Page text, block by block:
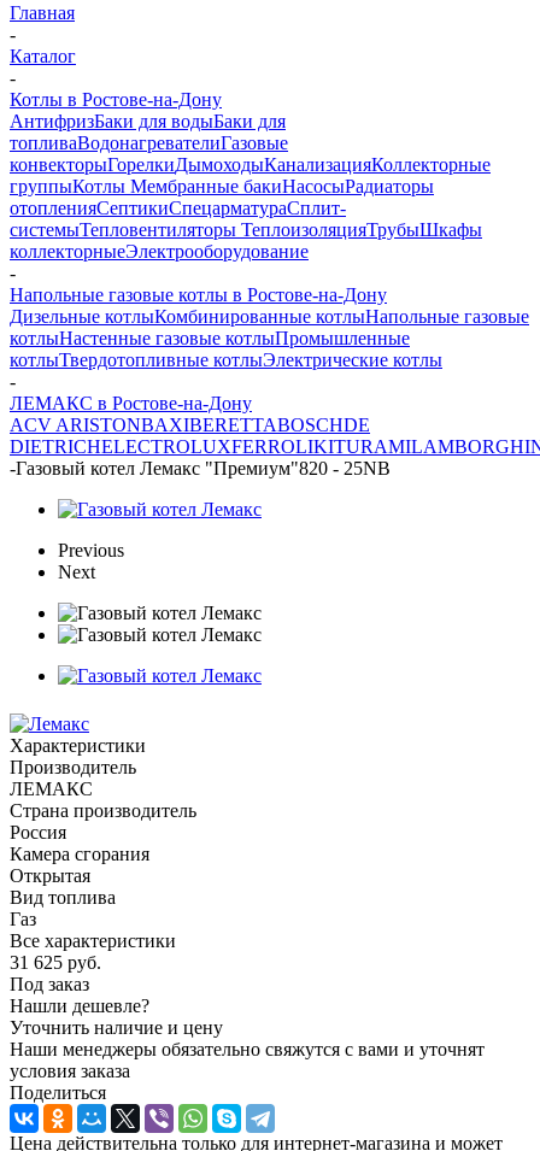
Главная
-
Каталог
-
Котлы в Ростове-на-Дону
АнтифризБаки для водыБаки для
топливаВодонагревателиГазовые
конвекторыГорелкиДымоходыКанализацияКоллекторные
группыКотлы Мембранные бакиНасосыРадиаторы
отопленияСептикиСпецарматураСплит-
системыТепловентиляторы ТеплоизоляцияТрубыШкафы
коллекторныеЭлектрооборудование
-
Напольные газовые котлы в Ростове-на-Дону
Дизельные котлыКомбинированные котлыНапольные газовые
котлыНастенные газовые котлыПромышленные
котлыТвердотопливные котлыЭлектрические котлы
-
ЛЕМАКС в Ростове-на-Дону
ACV ARISTONBAXIBERETTABOSCHDE
DIETRICHELECTROLUXFERROLIKITURAMI
-Газовый котел Лемакс "Премиум"820 - 25NВ
Previous
Next
Характеристики
Производитель
ЛЕМАКС
Страна производитель
Россия
Камера сгорания
Открытая
Вид топлива
Газ
Все характеристики
31 625 руб.
Под заказ
Нашли дешевле?
Уточнить наличие и цену
Наши менеджеры обязательно свяжутся с вами и уточнят
условия заказа
Поделиться
Цена действительна только для интернет-магазина и может